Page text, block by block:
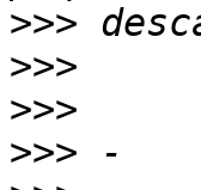
>>>
>>>
>>>
>>>